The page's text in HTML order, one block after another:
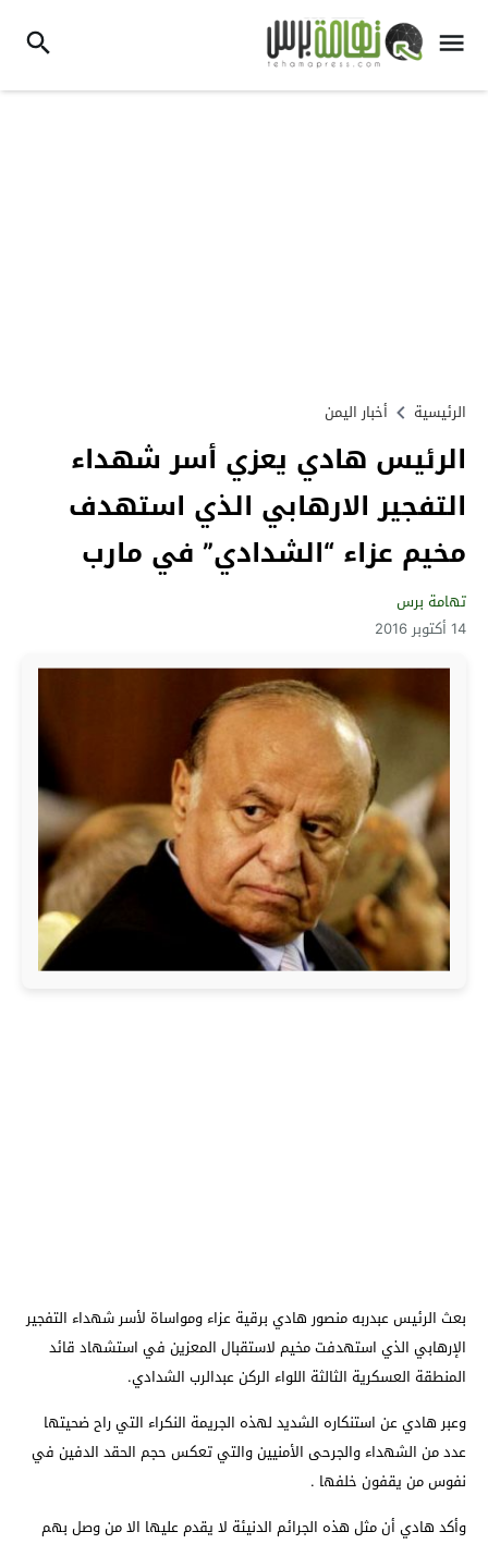
الرئيسية أخبار اليمن
الرئيس هادي يعزي أسر شهداء
التفجير الارهابي الذي استهدف
مخيم عزاء “الشدادي” في مارب
تهامة برس
14 أكتوبر 2016
بعث الرئيس عبدربه منصور هادي برقية عزاء ومواساة لأسر شهداء التفجير
الإرهابي الذي استهدفت مخيم لاستقبال المعزين في استشهاد قائد
المنطقة العسكرية الثالثة اللواء الركن عبدالرب الشدادي.
وعبر هادي عن استنكاره الشديد لهذه الجريمة النكراء التي راح ضحيتها
عدد من الشهداء والجرحى الأمنيين والتي تعكس حجم الحقد الدفين في
نفوس من يقفون خلفها .
وأكد هادي أن مثل هذه الجرائم الدنيئة لا يقدم عليها الا من وصل بهم